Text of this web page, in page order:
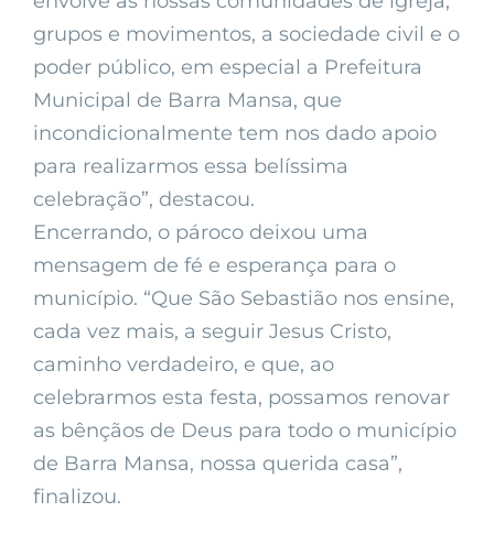
grupos e movimentos, a sociedade civil e o
poder público, em especial a Prefeitura
Municipal de Barra Mansa, que
incondicionalmente tem nos dado apoio
para realizarmos essa belíssima
celebração”, destacou.
Encerrando, o pároco deixou uma
mensagem de fé e esperança para o
município. “Que São Sebastião nos ensine,
cada vez mais, a seguir Jesus Cristo,
caminho verdadeiro, e que, ao
celebrarmos esta festa, possamos renovar
as bênçãos de Deus para todo o município
de Barra Mansa, nossa querida casa”,
finalizou.